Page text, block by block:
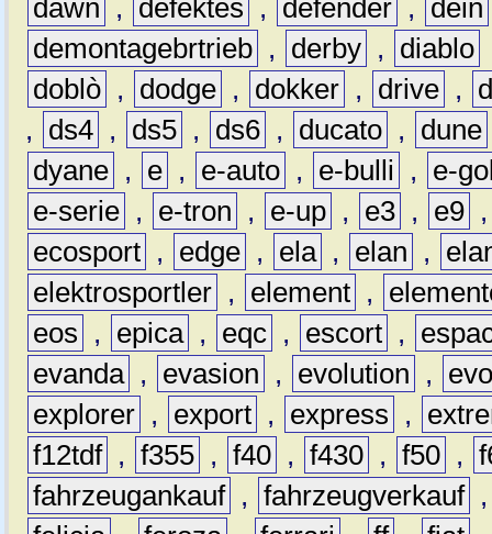
dawn , defektes , defender , dein
demontagebrtrieb , derby , diablo
doblò , dodge , dokker , drive ,
,
ds4 , ds5 , ds6 , ducato , dune
dyane , e , e-auto , e-bulli ,
e-
e-serie , e-tron , e-up , e3 , e9
ecosport , edge , ela , elan ,
elektrosportler , element ,
eos
, epica , eqc , escort ,
evanda , evasion , evolution ,
explorer , export , express ,
f12tdf , f355 , f40 , f430 , f50 ,
fahrzeugankauf , fahrzeugverkauf